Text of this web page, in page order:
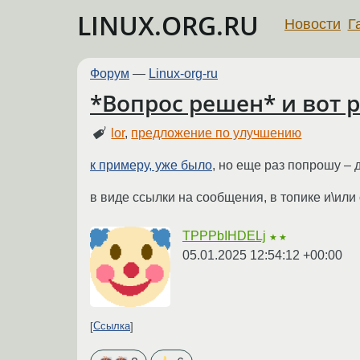
LINUX.ORG.RU Новости
Форум — Linux-org-ru
*Вопрос решен* и вот
lor, предложение по улучшению
к примеру, уже было, но еще раз попрошу –
в виде ссылки на сообщения, в топике
TPPPbIHDELj ★★
05.01.2025 12:54:12 +00:00
Ссылка